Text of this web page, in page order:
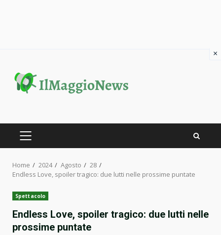
content
PRIMARY
Home 2024 Agosto
28
Endless Love, spoiler tragico: due lutti nelle prossime puntate
Spettacolo
Endless Love, spoiler tragico: due lutti nelle
prossime puntate
×